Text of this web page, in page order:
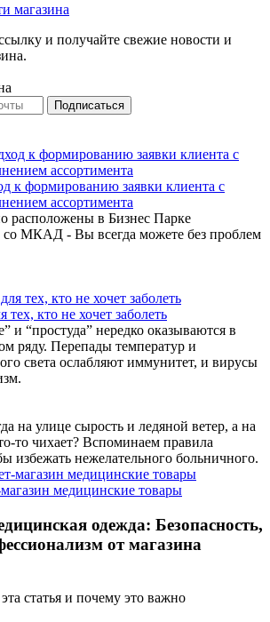
магазина
и получайте свежие новости и
к формированию заявки клиента с
ассортимента
расположены в Бизнес Парке
со МКАД - Вы всегда можете без проблем
тех, кто не хочет заболеть
и “простуда” нередко оказываются в
ряду. Перепады температур и
света ослабляют иммунитет, и вирусы
на улице сырость и ледяной ветер, а на
то чихает? Вспоминаем правила
избежать нежелательного больничного.
медицинские товары
одежда: Безопасность,
от магазина
статья и почему это важно